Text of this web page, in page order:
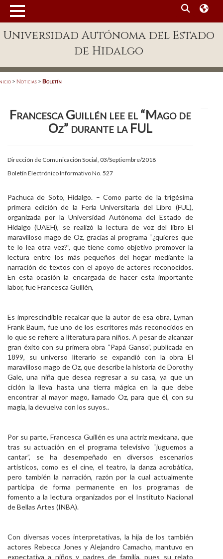
Enlaces
Patronato
Publicaciones en línea
Acreditación Internacional
Alumnado
Aspirantes
Personal
Alumni
Visitantes
Universidad Autónoma del Estado
de Hidalgo
> Noticias > Boletín
Francesca Guillén lee el “Mago de
Oz” durante la FUL
Dirección de Comunicación Social, 03/Septiembre/2018
Boletín Electrónico Informativo No. 527
Pachuca de Soto, Hidalgo. – Como parte de la trigésima
primera edición de la Feria Universitaria del Libro (FUL),
organizada por la Universidad Autónoma del Estado de
Hidalgo (UAEH), se realizó la lectura de voz del libro El
maravilloso mago de Oz, gracias al programa “¿quieres que
te lo lea otra vez?”, que tiene como objetivo promover la
lectura entre los más pequeños del hogar mediante la
narración de textos con el apoyo de actores reconocidos.
En esta ocasión la encargada de hacer esta importante
labor, fue Francesca Guillén,
Es imprescindible recalcar que la autor de esa obra, Lyman
Frank Baum, fue uno de los escritores más reconocidos en
lo que se refiere a literatura para niños. A pesar de alcanzar
gran éxito con su primera obra “Papá Ganso”, publicada en
1899, su universo literario se expandió con la obra El
maravilloso mago de Oz, que describe la historia de Dorothy
Gale, una niña que desea regresar a su casa, ya que un
ciclón la lleva hasta una tierra mágica en la que debe
encontrar al mayor mago, llamado Oz, para que él, con su
magia, la devuelva con los suyos..
Por su parte, Francesca Guillén es una actriz mexicana, que
tras su actuación en el programa televisivo “juguemos a
cantar”, se ha desempeñado en diversos escenarios
artísticos, como es el cine, el teatro, la danza acrobática,
pero también la narración, razón por la cual actualmente
participa de forma permanente en los programas de
fomento a la lectura organizados por el Instituto Nacional
de Bellas Artes (INBA).
Con diversas voces interpretativas, la hija de los también
actores Rebecca Jones y Alejandro Camacho, mantuvo en
expectativa a niños y padres de familia, pues su relato